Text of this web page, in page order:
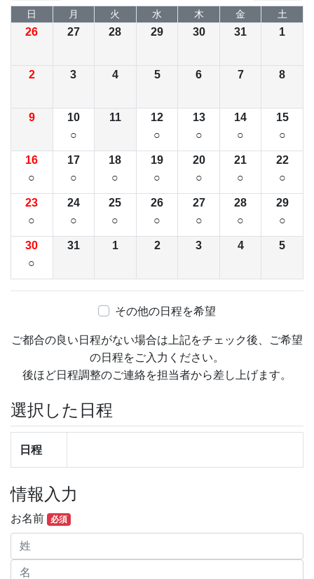
日 月 火 水 木 金 土
26 27 28 29 30 31 1
2 3 4 5 6 7 8
9
10
○
11
12
○
13
○
14
○
15
○
16
○
17
○
18
○
19
○
20
○
21
○
22
○
23
○
24
○
25
○
26
○
27
○
28
○
29
○
30
○
31 1 2 3 4 5
その他の日程を希望
ご都合の良い日程がない場合は上記をチェック後、ご希望
の日程をご入力ください。
後ほど日程調整のご連絡を担当者から差し上げます。
選択した日程
日程
情報入力
お名前 必須